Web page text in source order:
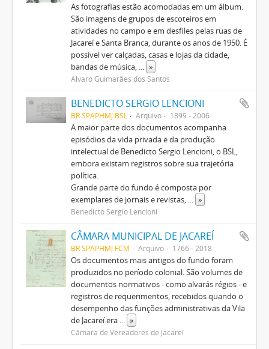
As fotografias estão acomodadas em um álbum.
São imagens de grupos de escoteiros em
atividades no campo e em desfiles pelas ruas de
Jacareí e Santa Branca, durante os anos de 1950. É
possível ver calçadas, casas e lojas da cidade,
bandas de música, ... »
Álvaro Guimarães dos Santos
BENEDICTO SERGIO LENCIONI
BR SPAPHMJ BSL Arquivo 1899 - 2006
A maior parte dos documentos acompanha
episódios da vida privada e da produção
intelectual de Benedicto Sergio Lencioni, o BSL,
embora existam registros sobre sua trajetória
política.
Grande parte do fundo é composta por
exemplares de jornais e revistas, ... »
Benedicto Sergio Lencioni
CÂMARA MUNICIPAL DE JACAREÍ
BR SPAPHMJ FCM Arquivo 1766 - 2018
Os documentos mais antigos do fundo foram
produzidos no período colonial. São volumes de
documentos normativos - como alvarás régios - e
registros de requerimentos, recebidos quando o
desempenho das funções administrativas da Vila
de Jacareí era ... »
Câmara de Vereadores de Jacareí